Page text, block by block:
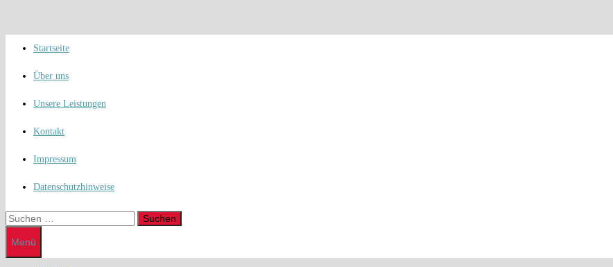
springen
Startseite
Über uns
Unsere Leistungen
Kontakt
Impressum
Datenschutzhinweise
Suchen
nach:
Menü